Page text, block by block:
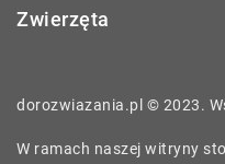
Zwierzęta
dorozwiazania.pl © 2023.
W ramach naszej witryny